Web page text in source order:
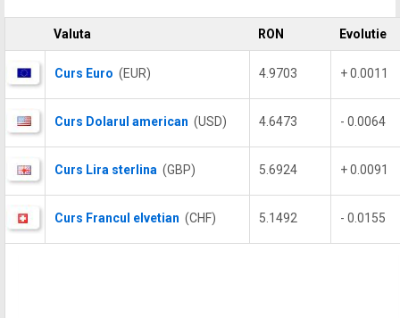
Valuta RON Evolutie
Curs Euro (EUR) 4.9703 + 0.0011
Curs Dolarul american (USD) 4.6473 - 0.0064
Curs Lira sterlina (GBP) 5.6924 + 0.0091
Curs Francul elvetian (CHF) 5.1492 - 0.0155